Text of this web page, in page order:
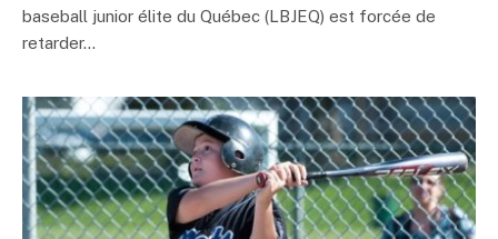
baseball junior élite du Québec (LBJEQ) est forcée de
retarder…